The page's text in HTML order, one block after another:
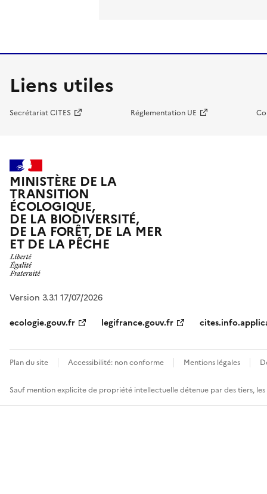
Liens utiles
Secrétariat CITES Réglementation UE
MINISTÈRE DE LA
TRANSITION
ÉCOLOGIQUE,
DE LA BIODIVERSITÉ,
DE LA FORÊT, DE LA MER
ET DE LA PÊCHE
Version 3.3.1 17/07/2026
ecologie.gouv.fr
legifrance.gouv.fr
Plan du site Accessibilité: non conforme Mentions légales
Sauf mention explicite de propriété intellectuelle détenue par des tiers,